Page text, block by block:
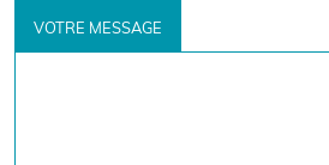
VOTRE MESSAGE